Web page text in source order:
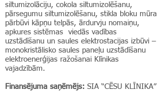
siltumizolāciju, cokola siltumizolēšanu,
pārsegumu siltumizolēšanu, stikla bloku mūra
pārbūvi kāpņu telpās, ārdurvju nomaiņu,
apkures sistēmas viedās vadības
uzstādīšanu un saules elektrostacijas izbūvi –
monokristālisko saules paneļu uzstādīšanu
elektroenerģijas ražošanai Klīnikas
vajadzībām.
Finansējuma saņēmējs: SIA “CĒSU KLĪNIKA”